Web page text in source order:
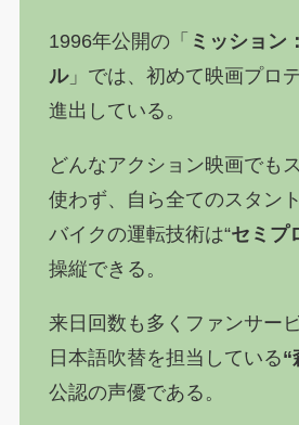
1996年公開の「 ミッション
ル」では、初めて映画プロ
進出している。
どんなアクション映画でも
使わず、自ら全てのスタン
バイクの運転技術は“セミプ
操縦できる。
来日回数も多くファンサー
日本語吹替を担当している“
公認の声優である。